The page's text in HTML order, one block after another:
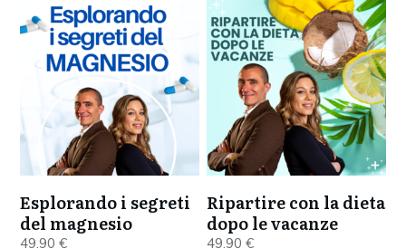
Esplorando i segreti
del magnesio
49,90 €
Ripartire con la dieta
dopo le vacanze
49,90€